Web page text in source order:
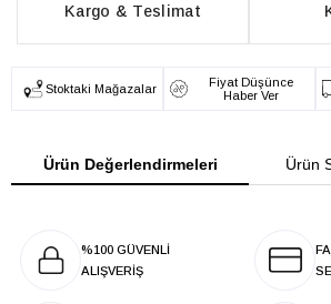
Kargo & Teslimat
Stoktaki Mağazalar
Fiyat Düşünce
Haber Ver
Ürün Değerlendirmeleri Ürün
%100 GÜVENLİ
ALIŞVERİŞ